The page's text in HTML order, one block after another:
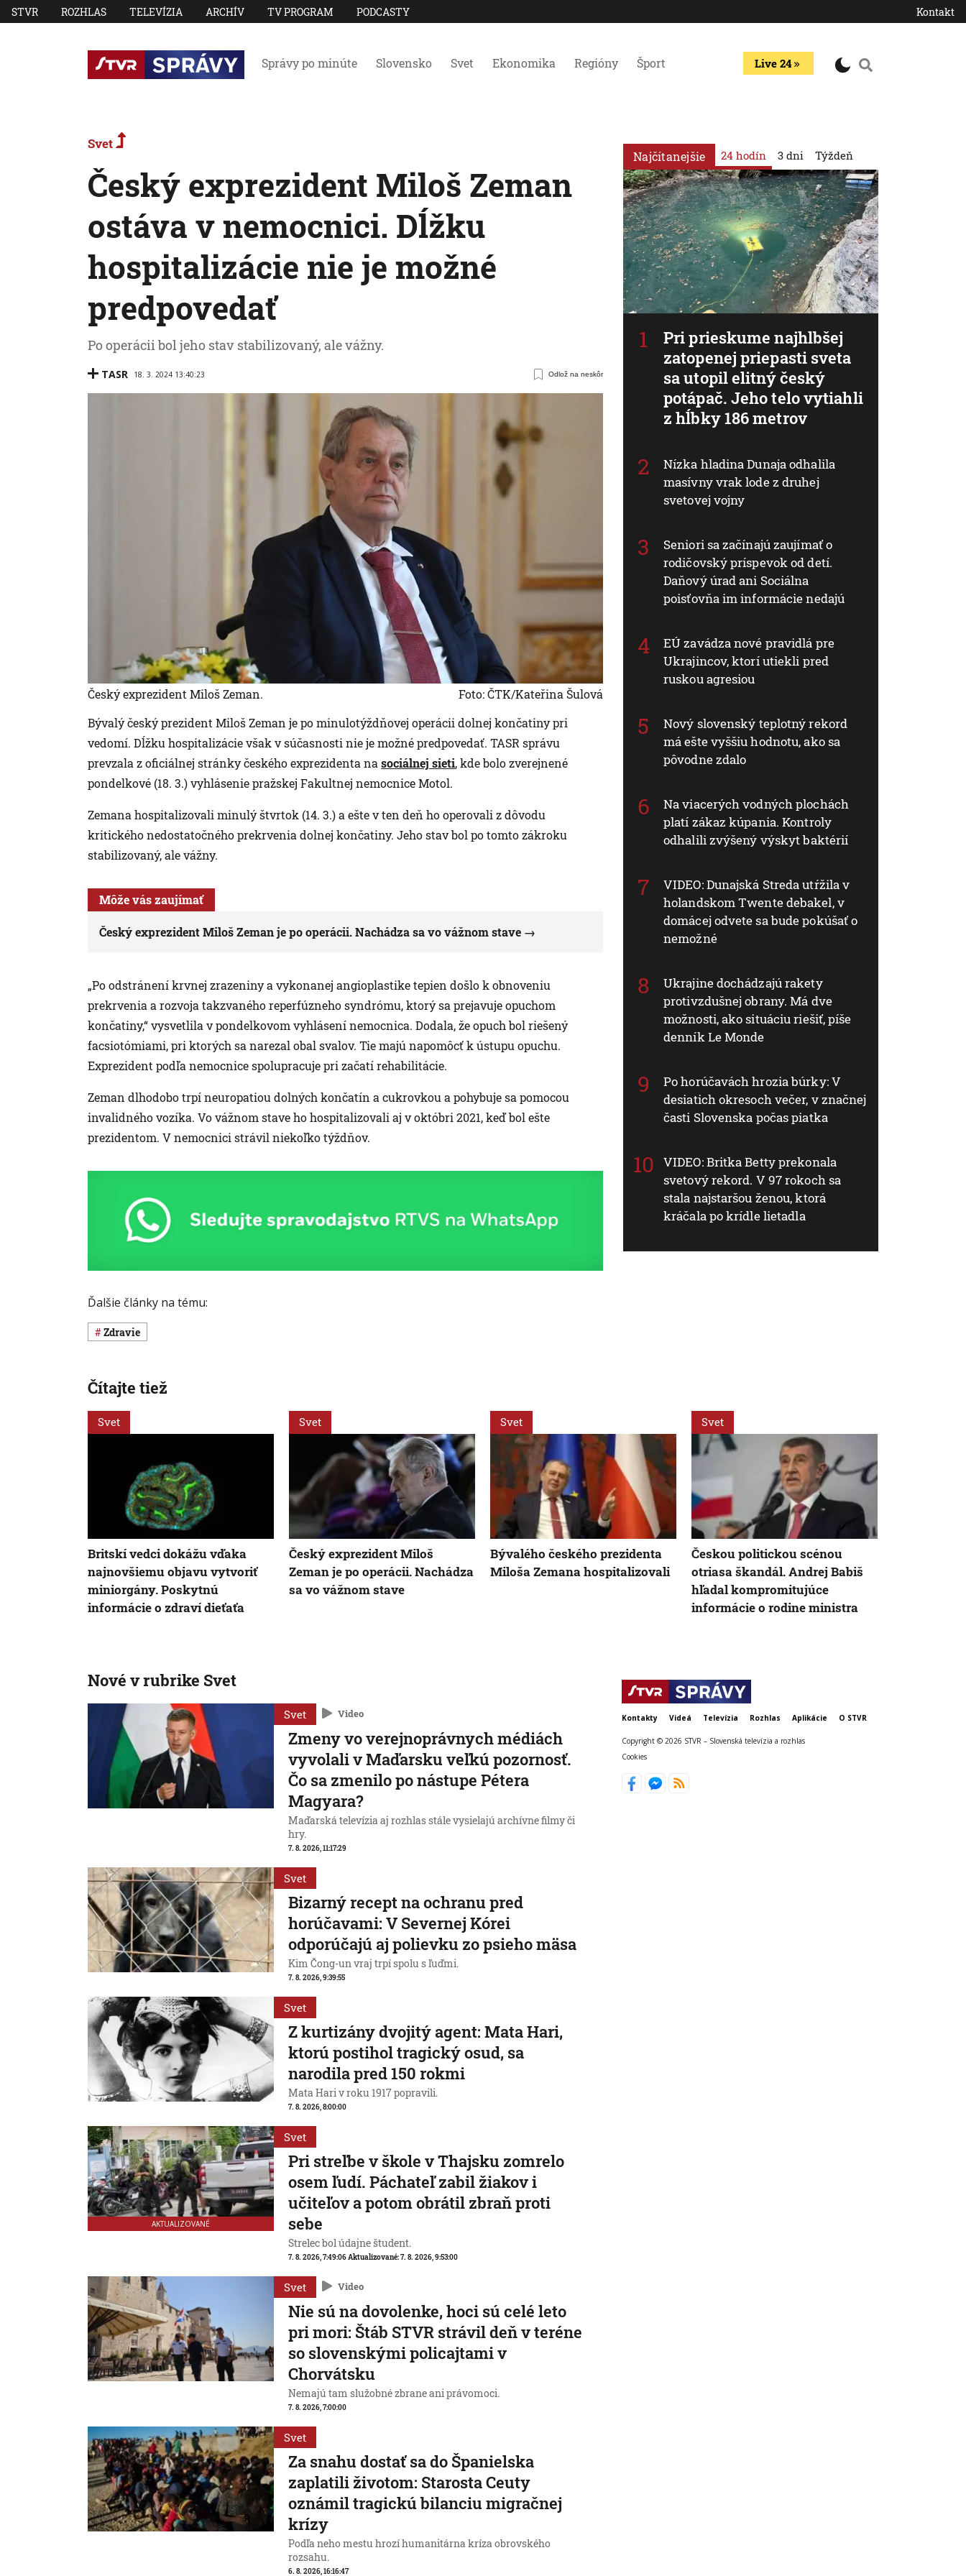
STVR ROZHLAS TELEVÍZIA ARCHÍV TV PROGRAM PODCASTY Kontakt
Správy po minúte Slovensko Svet Ekonomika Regióny Šport Live 24
Svet
Český exprezident Miloš Zeman
ostáva v nemocnici. Dĺžku
hospitalizácie nie je možné
predpovedať
Po operácii bol jeho stav stabilizovaný, ale vážny.
TASR 18. 3. 2024 13:40:23 Odlož na neskôr
Český exprezident Miloš Zeman.
Foto: ČTK/Kateřina Šulová
Bývalý český prezident Miloš Zeman je po minulotýždňovej operácii dolnej končatiny pri
vedomí. Dĺžku hospitalizácie však v súčasnosti nie je možné predpovedať. TASR správu
prevzala z oficiálnej stránky českého exprezidenta na sociálnej sieti, kde bolo zverejnené
pondelkové (18. 3.) vyhlásenie pražskej Fakultnej nemocnice Motol.
Zemana hospitalizovali minulý štvrtok (14. 3.) a ešte v ten deň ho operovali z dôvodu
kritického nedostatočného prekrvenia dolnej končatiny. Jeho stav bol po tomto zákroku
stabilizovaný, ale vážny.
Môže vás zaujímať
Český exprezident Miloš Zeman je po operácii. Nachádza sa vo vážnom stave
„Po odstránení krvnej zrazeniny a vykonanej angioplastike tepien došlo k obnoveniu
prekrvenia a rozvoja takzvaného reperfúzneho syndrómu, ktorý sa prejavuje opuchom
končatiny,“ vysvetlila v pondelkovom vyhlásení nemocnica. Dodala, že opuch bol riešený
facsiotómiami, pri ktorých sa narezal obal svalov. Tie majú napomôcť k ústupu opuchu.
Exprezident podľa nemocnice spolupracuje pri začatí rehabilitácie.
Zeman dlhodobo trpí neuropatiou dolných končatín a cukrovkou a pohybuje sa pomocou
invalidného vozíka. Vo vážnom stave ho hospitalizovali aj v októbri 2021, keď bol ešte
prezidentom. V nemocnici strávil niekoľko týždňov.
Ďalšie články na tému:
Zdravie
Najčítanejšie 24 hodín
Pri prieskume najhlbšej
zatopenej priepasti sveta
sa utopil elitný český
potápač. Jeho telo vytiahli
z hĺbky 186 metrov
Nízka hladina Dunaja odhalila
masívny vrak lode z druhej
svetovej vojny
Seniori sa začínajú zaujímať o
rodičovský príspevok od detí.
Daňový úrad ani Sociálna
poisťovňa im informácie nedajú
EÚ zavádza nové pravidlá pre
Ukrajincov, ktorí utiekli pred
ruskou agresiou
Nový slovenský teplotný rekord
má ešte vyššiu hodnotu, ako sa
pôvodne zdalo
Na viacerých vodných plochách
platí zákaz kúpania. Kontroly
odhalili zvýšený výskyt baktérií
VIDEO: Dunajská Streda utŕžila v
holandskom Twente debakel, v
domácej odvete sa bude pokúšať o
nemožné
Ukrajine dochádzajú rakety
protivzdušnej obrany. Má dve
možnosti, ako situáciu riešiť, píše
denník Le Monde
Po horúčavách hrozia búrky: V
desiatich okresoch večer, v značnej
časti Slovenska počas piatka
VIDEO: Britka Betty prekonala
svetový rekord. V 97 rokoch sa
stala najstaršou ženou, ktorá
kráčala po krídle lietadla
3 dni Týždeň
Čítajte tiež
Svet
Britskí vedci dokážu vďaka
najnovšiemu objavu vytvoriť
miniorgány. Poskytnú
informácie o zdraví dieťaťa
Svet
Český exprezident Miloš
Zeman je po operácii. Nachádza
sa vo vážnom stave
Svet
Bývalého českého prezidenta
Miloša Zemana hospitalizovali
Svet
Českou politickou scénou
otriasa škandál. Andrej Babiš
hľadal kompromitujúce
informácie o rodine ministra
Nové v rubrike Svet
Svet Video
Zmeny vo verejnoprávnych médiách
vyvolali v Maďarsku veľkú pozornosť.
Čo sa zmenilo po nástupe Pétera
Magyara?
Maďarská televízia aj rozhlas stále vysielajú archívne filmy či
hry.
7. 8. 2026, 11:17:29
Svet
Bizarný recept na ochranu pred
horúčavami: V Severnej Kórei
odporúčajú aj polievku zo psieho mäsa
Kim Čong-un vraj trpí spolu s ľuďmi.
7. 8. 2026, 9:39:55
Svet
Z kurtizány dvojitý agent: Mata Hari,
ktorú postihol tragický osud, sa
narodila pred 150 rokmi
Mata Hari v roku 1917 popravili.
7. 8. 2026, 8:00:00
AKTUALIZOVANÉ
Svet
Pri streľbe v škole v Thajsku zomrelo
osem ľudí. Páchateľ zabil žiakov i
učiteľov a potom obrátil zbraň proti
sebe
Strelec bol údajne študent.
7. 8. 2026, 7:49:06Aktualizované:7. 8. 2026, 9:53:00
Svet Video
Nie sú na dovolenke, hoci sú celé leto
pri mori: Štáb STVR strávil deň v teréne
so slovenskými policajtami v
Chorvátsku
Nemajú tam služobné zbrane ani právomoci.
7. 8. 2026, 7:00:00
Svet
Za snahu dostať sa do Španielska
zaplatili životom: Starosta Ceuty
oznámil tragickú bilanciu migračnej
krízy
Podľa neho mestu hrozí humanitárna kríza obrovského
rozsahu.
6. 8. 2026, 16:16:47
Kontakty Videá Televízia Rozhlas Aplikácie O STVR
Copyright © 2026 STVR – Slovenská televízia a rozhlas
Cookies